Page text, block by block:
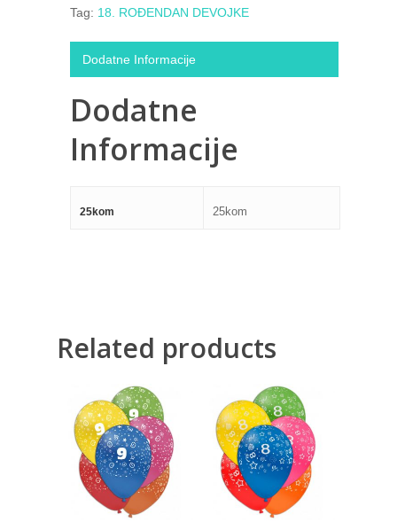
Tag: 18. ROĐENDAN DEVOJKE
Dodatne Informacije
Dodatne
Informacije
25kom 25kom
Related products
300,00RSD 300,00RSD